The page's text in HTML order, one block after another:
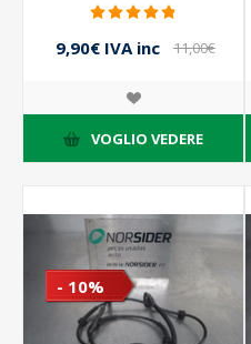
9,90€ IVA inc
11,00€
VOGLIO VEDERE
- 10%